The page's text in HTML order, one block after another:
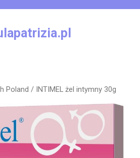
Poland / INTIMEL żel intymny 30g